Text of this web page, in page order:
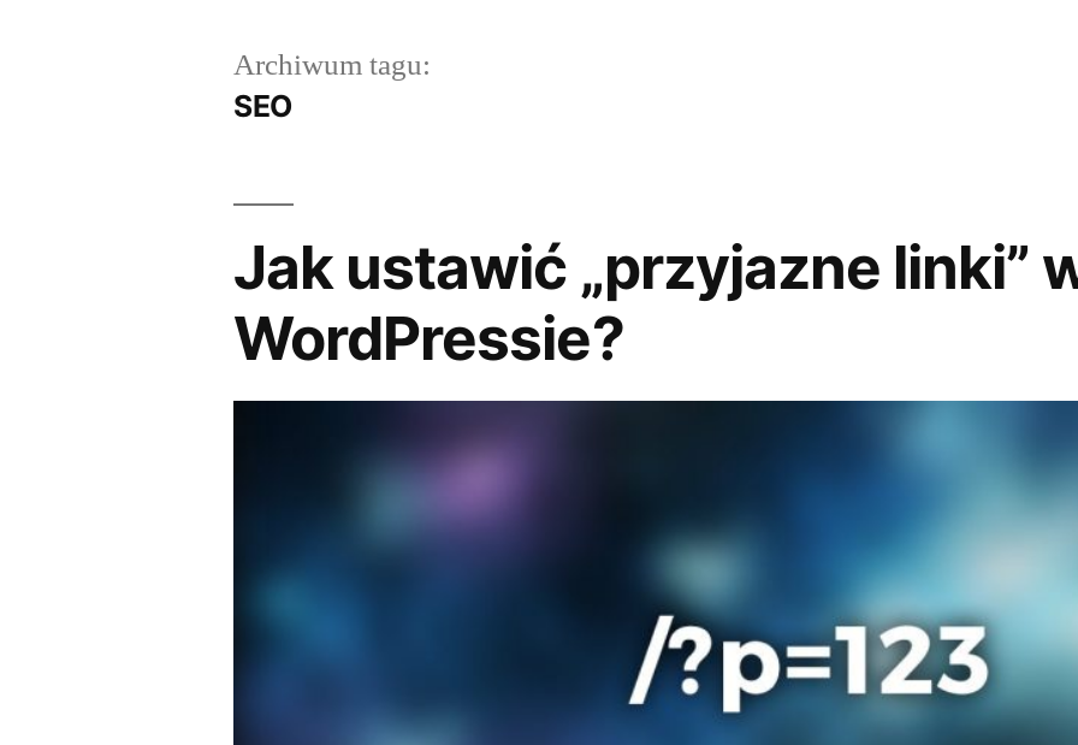
Archiwum tagu:
SEO
Jak ustawić „przyjazne linki”
WordPressie?